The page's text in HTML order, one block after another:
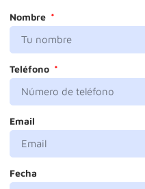
Nombre
Teléfono
Email
Fecha